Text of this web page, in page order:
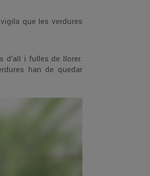
que les verdures
d’all i fulles de llorer.
han de quedar